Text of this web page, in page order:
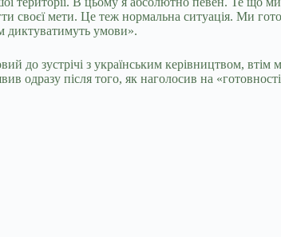
мети. Це теж нормальна ситуація. Ми
диктуватимуть умови».
до зустрічі з українським керівництвом,
одразу після того, як наголосив на